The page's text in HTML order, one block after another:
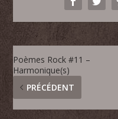
Poèmes Rock #11 –
Harmonique(s)
PRÉCÉDENT